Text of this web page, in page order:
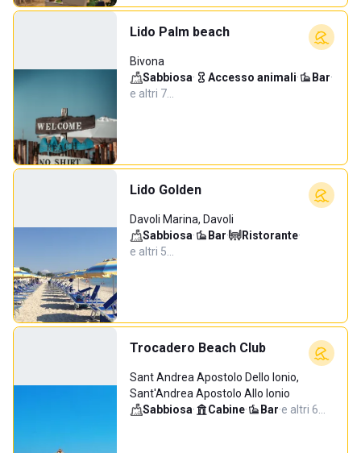
Lido Palm beach
Bivona
Sabbiosa· Accesso animali· Bar·
e altri 7…
Lido Golden
Davoli Marina, Davoli
Sabbiosa· Bar· Ristorante·
e altri 5…
Trocadero Beach Club
Sant Andrea Apostolo Dello Ionio,
Sant'Andrea Apostolo Allo Ionio
Sabbiosa· Cabine· Bar·e altri 6…